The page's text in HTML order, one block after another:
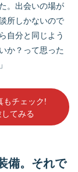
。出会いの場が
所しかないので
自分と同じよう
か？って思った
もチェック!
てみる
備。それで